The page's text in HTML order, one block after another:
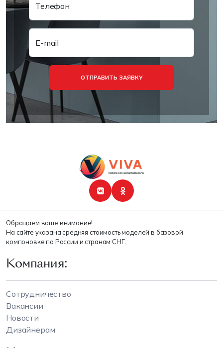
Телефон
E-mail
ОТПРАВИТЬ ЗАЯВКУ
Обращаем ваше внимание!
На сайте указана средняя стоимость моделей в базовой
компоновке по России и странам СНГ.
Компания:
Сотрудничество
Вакансии
Новости
Дизайнерам